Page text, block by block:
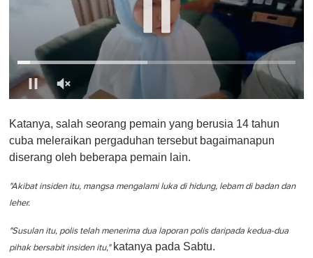
f
1
i
u
e
0
Katanya, salah seorang pemain yang berusia 14 tahun
cuba meleraikan pergaduhan tersebut bagaimanapun
diserang oleh beberapa pemain lain.
"Akibat insiden itu, mangsa mengalami luka di hidung, lebam di badan dan
leher.
"Susulan itu, polis telah menerima dua laporan polis daripada kedua-dua
pihak bersabit insiden itu,"katanya pada Sabtu.